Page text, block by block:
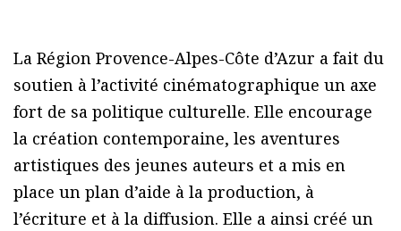
La Région Provence-Alpes-Côte d’Azur a fait du
soutien à l’activité cinématographique un axe
fort de sa politique culturelle. Elle encourage
la création contemporaine, les aventures
artistiques des jeunes auteurs et a mis en
place un plan d’aide à la production, à
l’écriture et à la diffusion. Elle a ainsi créé un